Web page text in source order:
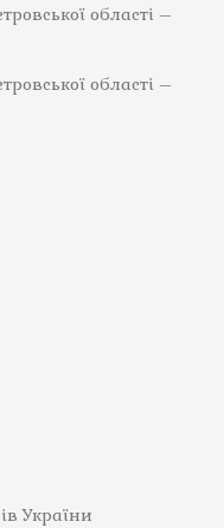
області –
області –
України